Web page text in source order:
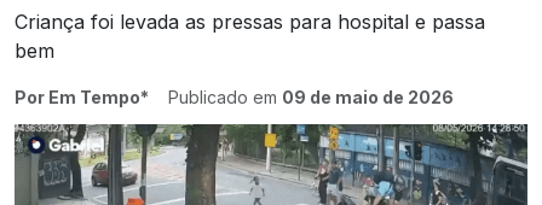
Criança foi levada as pressas para hospital e passa
bem
Por Em Tempo* Publicado em 09 de maio de 2026